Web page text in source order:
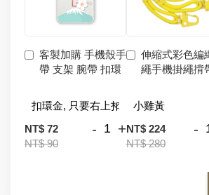
客製加購 手機殼手
帶 支架 腕帶 扣環
NT$ 72
NT$ 90
- +
伸縮式彩色編
繩手機掛繩揹
NT$ 224
NT$ 280
-